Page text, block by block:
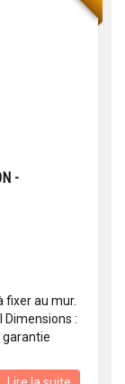
-
fixer au mur.
Dimensions :
garantie